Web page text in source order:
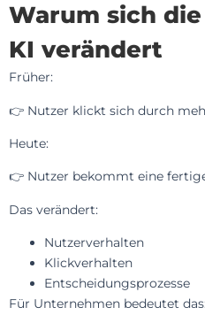
Warum sich
KI verändert
Früher:
👉 Nutzer klickt sich durch
Heute:
👉 Nutzer bekommt eine
Das verändert:
Nutzerverhalten
Klickverhalten
Entscheidungsprozesse
Für Unternehmen bedeutet